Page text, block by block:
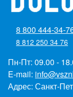
8 800 444-34-
8 812 250 34 76
Пн-Пт: 09.00 -
E-mail:
Адрес: Санкт-